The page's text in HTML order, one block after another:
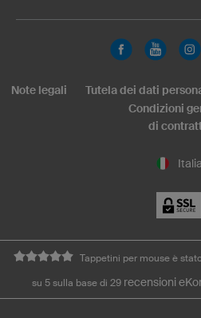
Italia
Note legali Tutela dei dati
Condizioni
di
Tappetini per mouse è
su 5 sulla base di 29 recensioni